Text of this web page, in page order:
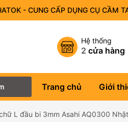
- CUNG CẤP DỤNG CỤ CẦM
Hệ thống
2 cửa hàng
Trang chủ Giới
L đầu bi 3mm Asahi AQ0300